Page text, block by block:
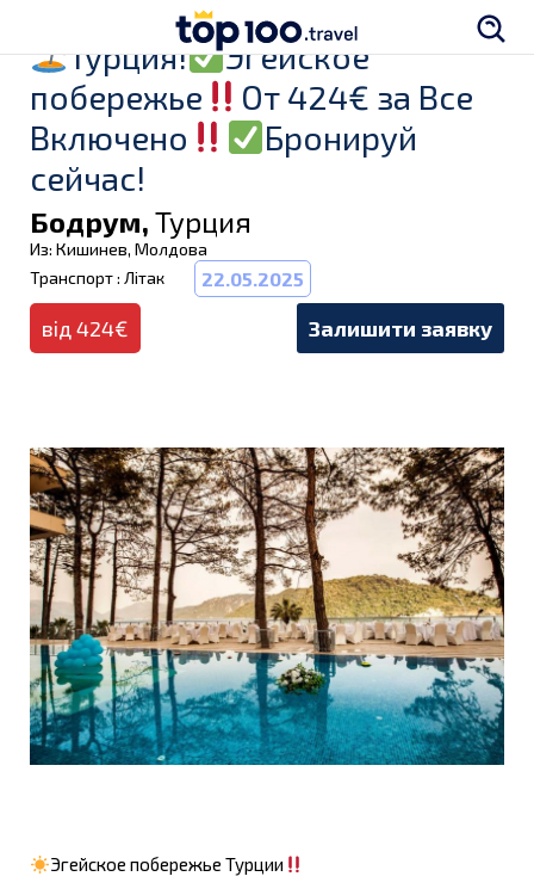
Турция!
Эгейское
побережье
От 424€ за Все
Включено
Бронируй
сейчас!
Бодрум, Турция
Из: Кишинев, Молдова
Транспорт : Літак
22.05.2025
від 424€ Залишити заявку
Эгейское побережье Турции